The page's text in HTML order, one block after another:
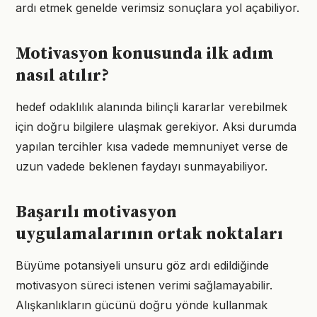
ardı etmek genelde verimsiz sonuçlara yol açabiliyor.
Motivasyon konusunda ilk adım
nasıl atılır?
hedef odaklılık alanında bilinçli kararlar verebilmek
için doğru bilgilere ulaşmak gerekiyor. Aksi durumda
yapılan tercihler kısa vadede memnuniyet verse de
uzun vadede beklenen faydayı sunmayabiliyor.
Başarılı motivasyon
uygulamalarının ortak noktaları
Büyüme potansiyeli unsuru göz ardı edildiğinde
motivasyon süreci istenen verimi sağlamayabilir.
Alışkanlıkların gücünü doğru yönde kullanmak